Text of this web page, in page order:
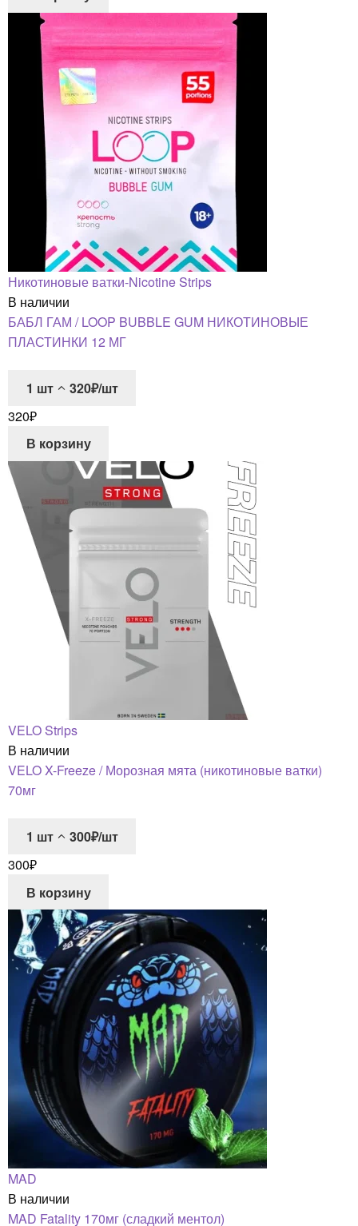
Никотиновые ватки-Nicotine Strips
В наличии
БАБЛ ГАМ / LOOP BUBBLE GUM НИКОТИНОВЫЕ
ПЛАСТИНКИ 12 МГ
1 шт
320₽/шт
320₽
В корзину
VELO Strips
В наличии
VELO X-Freeze / Морозная мята (никотиновые ватки)
70мг
1 шт
300₽/шт
300₽
В корзину
MAD
В наличии
MAD Fatality 170мг (сладкий ментол)